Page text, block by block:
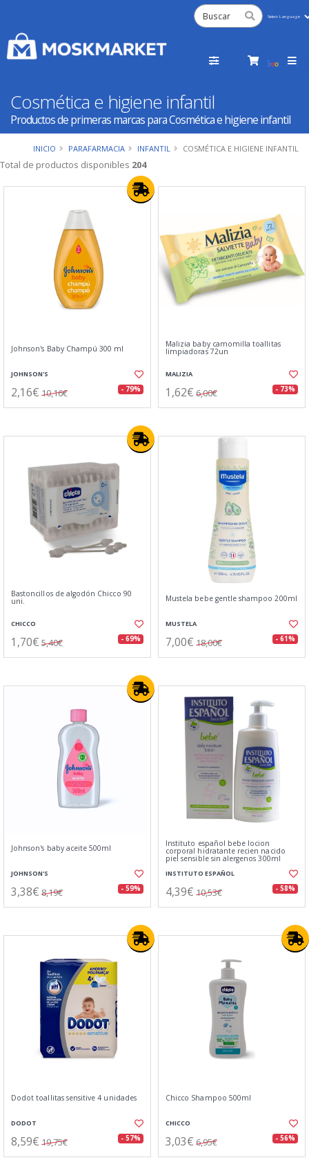
Cosmética e higiene infantil
Productos de primeras marcas para Cosmética e higiene infantil
INICIO PARAFARMACIA INFANTIL COSMÉTICA E HIGIENE INFANTIL
Total de productos disponibles 204
Johnson's Baby Champú 300 ml
JOHNSON'S
2,16€ 10,16€ - 79%
Malizia baby camomilla toallitas
limpiadoras 72un
MALIZIA
1,62€ 6,00€ - 73%
Bastoncillos de algodón Chicco 90
uni.
CHICCO
1,70€ 5,40€ - 69%
Mustela bebe gentle shampoo 200ml
MUSTELA
7,00€ 18,00€ - 61%
Johnson's baby aceite 500ml
JOHNSON'S
3,38€ 8,19€ - 59%
Instituto español bebe locion
corporal hidratante recien nacido
piel sensible sin alergenos 300ml
INSTITUTO ESPAÑOL
4,39€ 10,53€ - 58%
Dodot toallitas sensitive 4 unidades
DODOT
8,59€ 19,75€ - 57%
Chicco Shampoo 500ml
CHICCO
3,03€ 6,95€ - 56%